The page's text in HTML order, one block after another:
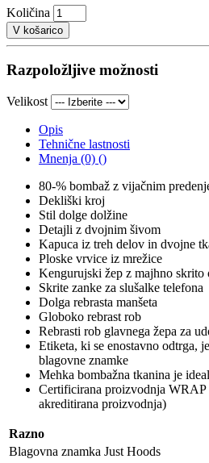
Količina
V košarico
Razpoložljive možnosti
Velikost
Opis
Tehnične lastnosti
Mnenja (0) ()
80-% bombaž z vijačnim
Dekliški kroj
Stil dolge dolžine
Detajli z dvojnim šivom
Kapuca iz treh delov in dvojne
Ploske vrvice iz mrežice
Kengurujski žep z majhno skrito
Skrite zanke za slušalke telefona
Dolga rebrasta manšeta
Globoko rebrast rob
Rebrasti rob glavnega žepa za
Etiketa, ki se enostavno odtrga,
blagovne znamke
Mehka bombažna tkanina je
Certificirana proizvodnja WRAP
akreditirana proizvodnja)
Razno
Blagovna znamka Just Hoods